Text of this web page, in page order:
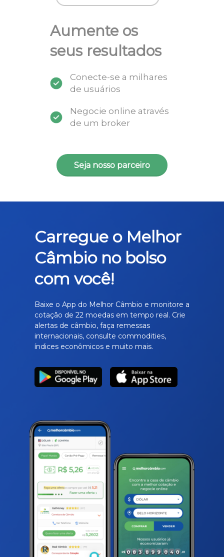
Aumente os
seus resultados
Conecte-se a milhares
de usuários
Negocie online através
de um broker
Seja nosso parceiro
Carregue o Melhor
Câmbio no bolso
com você!
Baixe o App do Melhor Câmbio e monitore a
cotação de 22 moedas em tempo real. Crie
alertas de câmbio, faça remessas
internacionais, consulte commodities,
índices econômicos e muito mais.